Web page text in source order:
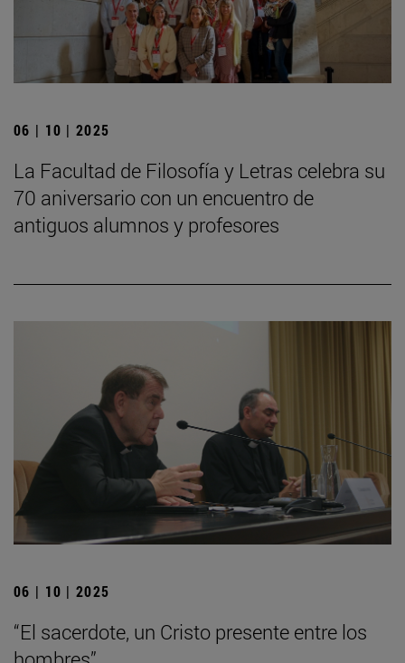
06 | 10 | 2025
La Facultad de Filosofía y Letras celebra su
70 aniversario con un encuentro de
antiguos alumnos y profesores
06 | 10 | 2025
“El sacerdote, un Cristo presente entre los